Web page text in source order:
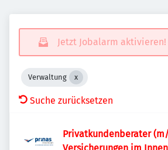
Jetzt Jobalarm aktivieren!
Verwaltung
Suche zurücksetzen
Privatkundenberater